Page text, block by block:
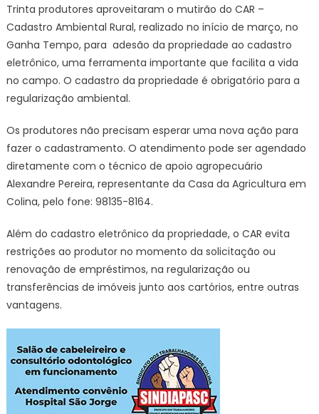
Trinta produtores aproveitaram o mutirão do CAR –
Cadastro Ambiental Rural, realizado no início de março, no
Ganha Tempo, para adesão da propriedade ao cadastro
eletrônico, uma ferramenta importante que facilita a vida
no campo. O cadastro da propriedade é obrigatório para a
regularização ambiental.
Os produtores não precisam esperar uma nova ação para
fazer o cadastramento. O atendimento pode ser agendado
diretamente com o técnico de apoio agropecuário
Alexandre Pereira, representante da Casa da Agricultura em
Colina, pelo fone: 98135-8164.
Além do cadastro eletrônico da propriedade, o CAR evita
restrições ao produtor no momento da solicitação ou
renovação de empréstimos, na regularização ou
transferências de imóveis junto aos cartórios, entre outras
vantagens.